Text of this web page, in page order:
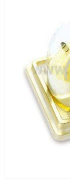
用心傳遞祝福